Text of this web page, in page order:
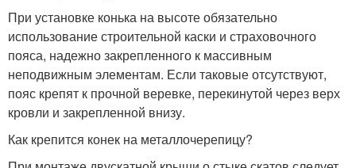
При установке конька на высоте обязательно
использование строительной каски и страховочного
пояса, надежно закрепленного к массивным
неподвижным элементам. Если таковые отсутствуют,
пояс крепят к прочной веревке, перекинутой через верх
кровли и закрепленной внизу.
Как крепится конек на металлочерепицу?